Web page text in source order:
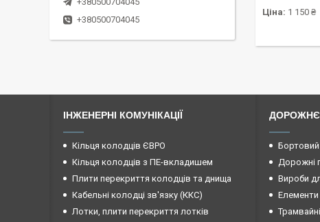
Ціна: 1 150 ₴
+380500704045
ІНЖЕНЕРНІ КОМУНІКАЦІЇ
Кільця колодців ЄВРО
Кільця колодців з ПЕ-вкладишем
Плити перекриття колодців та днища
Кабельні колодці зв'язку (ККС)
Лотки, плити перекриття лотків
ДОРОЖНЄ
Дорожні
Вироби